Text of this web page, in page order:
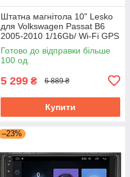
Штатна магнітола 10" Lesko
для Volkswagen Passat B6
2005-2010 1/16Gb/ Wi-Fi GPS
Optima Вольксваген
Готово до відправки більше
100 од.
5 299 ₴ 6 889 ₴
Купити
–23%